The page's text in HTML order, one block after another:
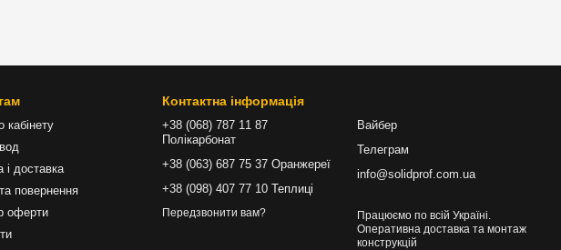
кабінету
і доставка
повернення
оферти
Контактна інформація
+38 (068) 787 11 87
Полікарбонат
+38 (063) 687 75 37 Оранжереї
+38 (098) 407 77 10 Теплиці
Передзвонити вам?
Вайбер
Телеграм
info@solidprof.com.ua
Працюємо по всій Україні.
Оперативна доставка та монтаж
конструкцій